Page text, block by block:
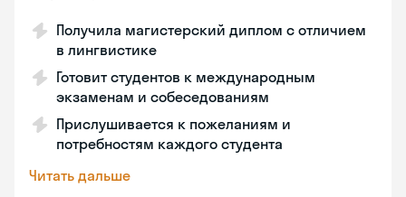
Получила магистерский диплом с отличием
в лингвистике
Готовит студентов к международным
экзаменам и собеседованиям
Прислушивается к пожеланиям и
потребностям каждого студента
Читать дальше